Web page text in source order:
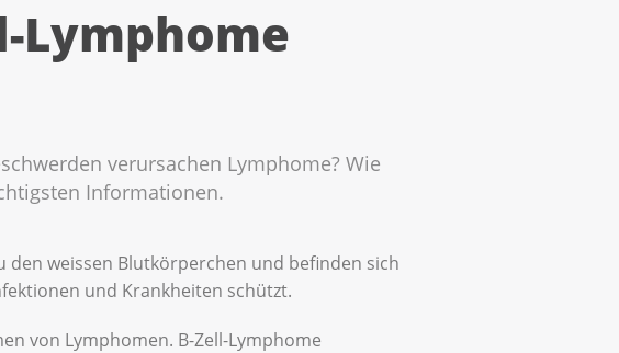
Lymphome
verursachen Lymphome? Wie
Informationen.
den weissen Blutkörperchen und befinden sich
und Krankheiten schützt.
von Lymphomen. B-Zell-Lymphome